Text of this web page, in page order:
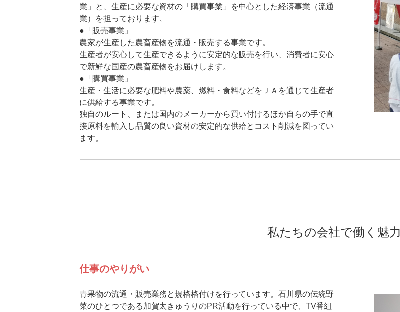
業」と、生産に必要な資材の「購買事業」を中心とした経済事業（流通
業）を担っております。
●「販売事業」
農家が生産した農畜産物を流通・販売する事業です。
生産者が安心して生産できるように安定的な販売を行い、消費者に安心
で新鮮な国産の農畜産物をお届けします。
●「購買事業」
生産・生活に必要な肥料や農薬、燃料・食料などをＪＡを通じて生産者
に供給する事業です。
独自のルート、または国内のメーカーから買い付けるほか自らの手で直
接原料を輸入し品質の良い資材の安定的な供給とコスト削減を図ってい
ます。
私たちの会社で働く魅力
仕事のやりがい
青果物の流通・販売業務と規格格付けを行っています。石川県の伝統野
菜のひとつである加賀太きゅうりのPR活動を行っている中で、TV番組